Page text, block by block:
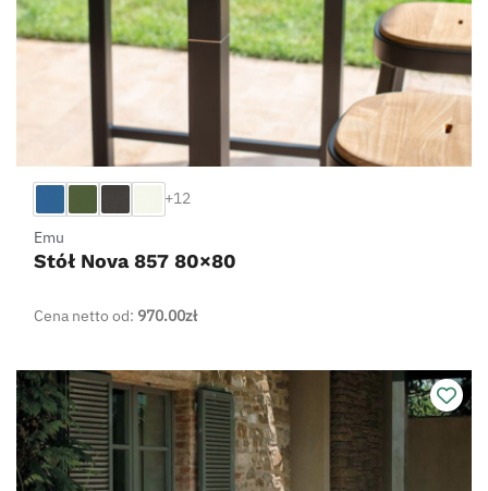
+12
Emu
Stół Nova 857 80×80
Cena netto od: 970.00zł